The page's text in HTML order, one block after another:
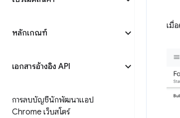
หลักเกณฑ์
เอกสารอ้างอิง API
การลบบัญชีนักพัฒนาแอป
Chrome เว็บสโตร์
เมื่